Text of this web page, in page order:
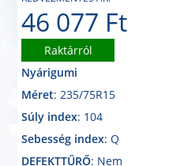
46 077 Ft
Raktárról
Nyárigumi
Méret: 235/75R15
Súly index: 104
Sebesség index: Q
DEFEKTTŰRŐ: Nem